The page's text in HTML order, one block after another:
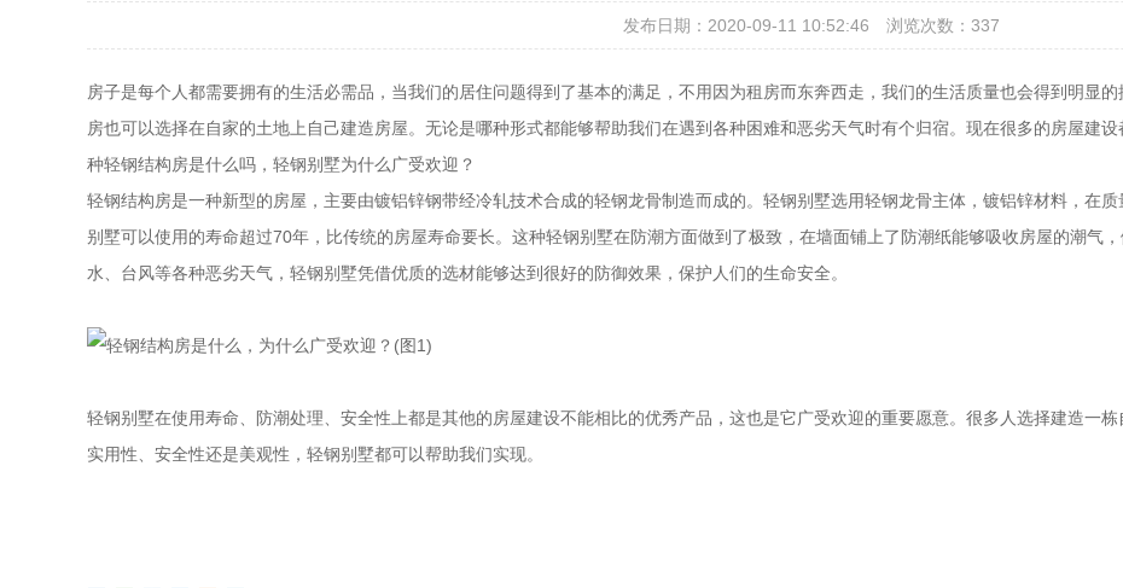
发布日期：2020-09-11 10:52:46 浏览次数： 337
房子是每个人都需要拥有的生活必需品，当我们的居住问题得到了基本的满足，不用因为租房而东奔西走，我们的生活质量也会得到明显
房也可以选择在自家的土地上自己建造房屋。无论是哪种形式都能够帮助我们在遇到各种困难和恶劣天气时有个归宿。现在很多的房屋建
种轻钢结构房是什么吗，轻钢别墅为什么广受欢迎？
轻钢结构房是一种新型的房屋，主要由镀铝锌钢带经冷轧技术合成的轻钢龙骨制造而成的。轻钢别墅选用轻钢龙骨主体，镀铝锌材料，在
别墅可以使用的寿命超过70年，比传统的房屋寿命要长。这种轻钢别墅在防潮方面做到了极致，在墙面铺上了防潮纸能够吸收房屋的潮气
水、台风等各种恶劣天气，轻钢别墅凭借优质的选材能够达到很好的防御效果，保护人们的生命安全。
轻钢别墅在使用寿命、防潮处理、安全性上都是其他的房屋建设不能相比的优秀产品，这也是它广受欢迎的重要愿意。很多人选择建造一
实用性、安全性还是美观性，轻钢别墅都可以帮助我们实现。